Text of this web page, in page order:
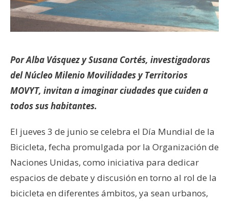
Por Alba Vásquez y Susana Cortés, investigadoras
del Núcleo Milenio Movilidades y Territorios
MOVYT, invitan a imaginar ciudades que cuiden a
todos sus habitantes.
El jueves 3 de junio se celebra el Día Mundial de la
Bicicleta, fecha promulgada por la Organización de
Naciones Unidas, como iniciativa para dedicar
espacios de debate y discusión en torno al rol de la
bicicleta en diferentes ámbitos, ya sean urbanos,